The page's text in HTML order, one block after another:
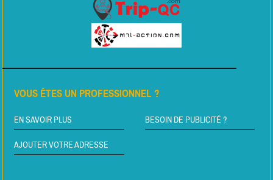
VOUS ÊTES UN PROFESSIONNEL ?
EN SAVOIR PLUS BESOIN DE PUBLICITÉ ?
AJOUTER VOTRE ADRESSE